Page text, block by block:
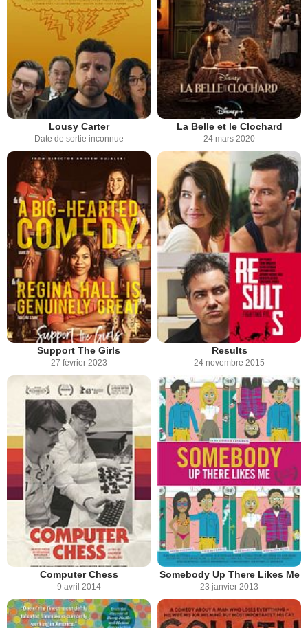
Lousy Carter
Date de sortie inconnue
La Belle et le Clochard
24 mars 2020
Support The Girls
27 février 2023
Results
24 novembre 2015
Computer Chess
9 avril 2014
Somebody Up There Likes Me
23 janvier 2013